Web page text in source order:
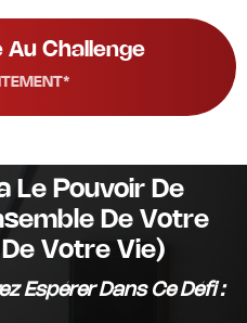
Au Challenge
Le Pouvoir De
De Votre
Votre Vie)
Espérer Dans Ce Défi :